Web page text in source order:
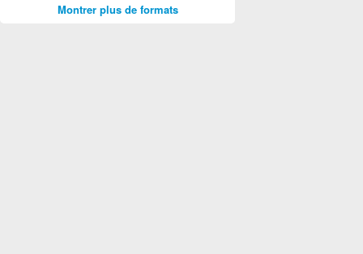
Montrer plus de formats